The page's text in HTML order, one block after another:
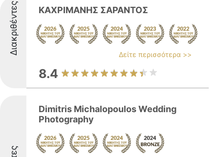
Διακριθέντες ΚΑΧΡΙΜΑΝΗΣ ΣΑΡΑΝΤΟΣ
Δείτε περισσότερα >>
8.4
Dimitris Michalopoulos Wedding
Photography